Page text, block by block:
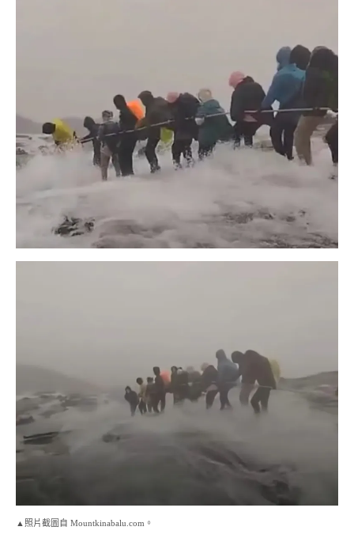
▲照片截圖自 Mountkinabalu.com。